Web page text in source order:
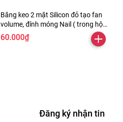
Băng keo 2 mặt Silicon đỏ tạo fan
volume, đính móng Nail ( trong hộp
móng úp, đính móng úp )
60.000₫
Đăng ký nhận tin